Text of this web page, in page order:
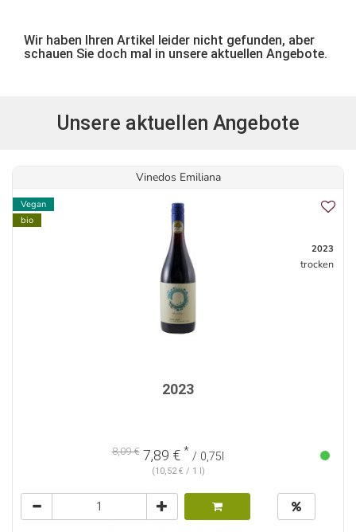
Wir haben Ihren Artikel leider nicht gefunden, aber
schauen Sie doch mal in unsere aktuellen Angebote.
Unsere aktuellen Angebote
Vinedos Emiliana
Vegan
bio
2023
trocken
2023
8,09 €7,89 € * / 0,75l
(10,52 € / 1 l)